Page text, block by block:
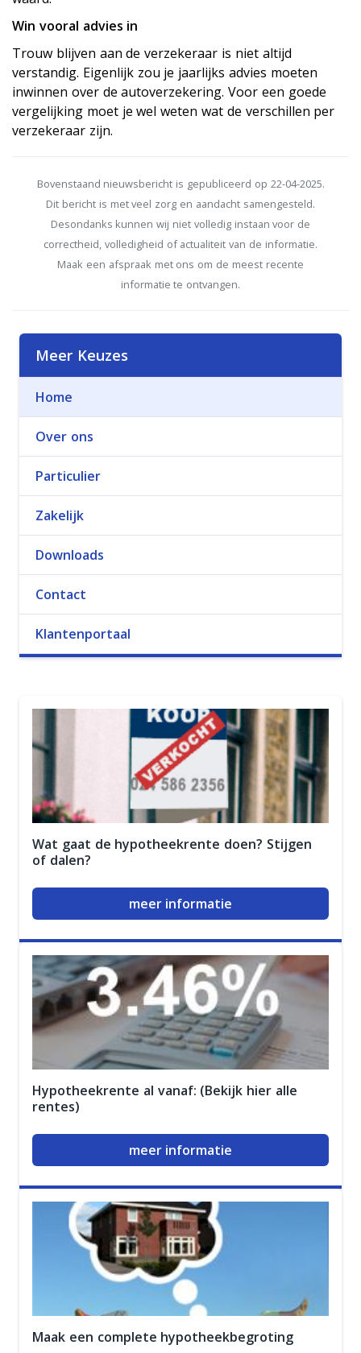
Win vooral advies in
Trouw blijven aan de verzekeraar is niet altijd
verstandig. Eigenlijk zou je jaarlijks advies moeten
inwinnen over de autoverzekering. Voor een goede
vergelijking moet je wel weten wat de verschillen per
verzekeraar zijn.
Bovenstaand nieuwsbericht is gepubliceerd op 22-04-2025.
Dit bericht is met veel zorg en aandacht samengesteld.
Desondanks kunnen wij niet volledig instaan voor de
correctheid, volledigheid of actualiteit van de informatie.
Maak een afspraak met ons om de meest recente
informatie te ontvangen.
Meer Keuzes
Home
Over ons
Particulier
Zakelijk
Downloads
Contact
Klantenportaal
Wat gaat de hypotheekrente doen? Stijgen
of dalen?
meer informatie
Hypotheekrente al vanaf: (Bekijk hier alle
rentes)
meer informatie
Maak een complete hypotheekbegroting